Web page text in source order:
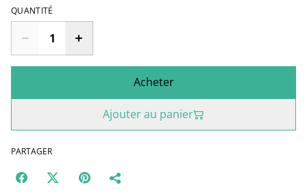
QUANTITÉ
Acheter
Ajouter au panier
PARTAGER